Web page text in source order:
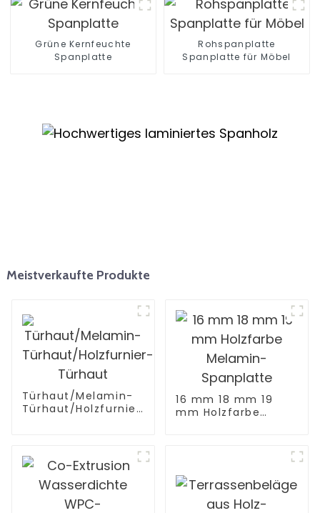
Wandverkleidung aus
Massivholz für den
Innenbereich
Grüne Kernfeuchte
Spanplatte
Rohspanplatte
Spanplatte für Möbel
Meistverkaufte Produkte
Türhaut/Melamin-
Türhaut/Holzfurnier-
16 mm 18 mm 19
mm Holzfarbe